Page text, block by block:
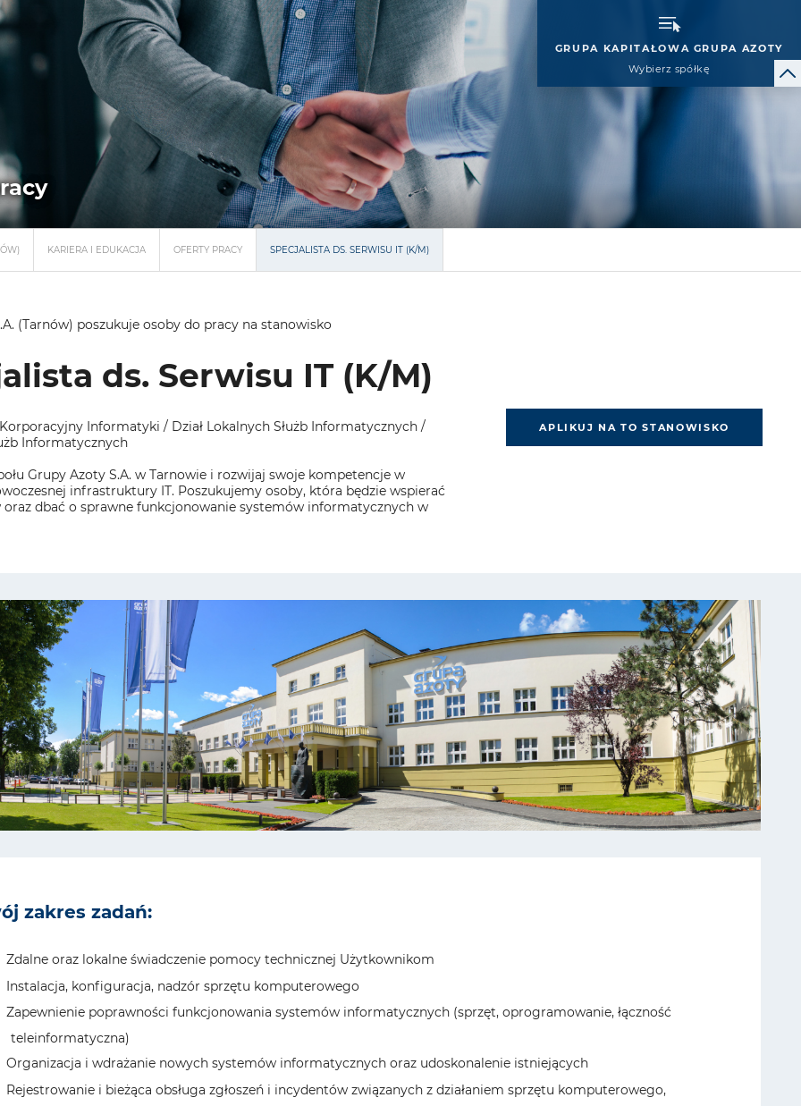
GRUPA KAPITAŁOWA GRUPA AZOTY
Wybierz spółkę
KARIERA I EDUKACJA OFERTY PRACY SPECJALISTA DS. SERWISU IT (K/M)
(Tarnów) poszukuje osoby do pracy na stanowisko
ds. Serwisu IT (K/M)
Informatyki / Dział Lokalnych Służb Informatycznych /
Informatycznych
Grupy Azoty S.A. w Tarnowie i rozwijaj swoje kompetencje w
infrastruktury IT. Poszukujemy osoby, która będzie wspierać
dbać o sprawne funkcjonowanie systemów informatycznych w
APLIKUJ NA TO STANOWISKO
zakres zadań:
Zdalne oraz lokalne świadczenie pomocy technicznej Użytkownikom
Instalacja, konfiguracja, nadzór sprzętu komputerowego
Zapewnienie poprawności funkcjonowania systemów informatycznych (sprzęt, oprogramowanie, łączność
teleinformatyczna)
Organizacja i wdrażanie nowych systemów informatycznych oraz udoskonalenie istniejących
Rejestrowanie i bieżąca obsługa zgłoszeń i incydentów związanych z działaniem sprzętu komputerowego,